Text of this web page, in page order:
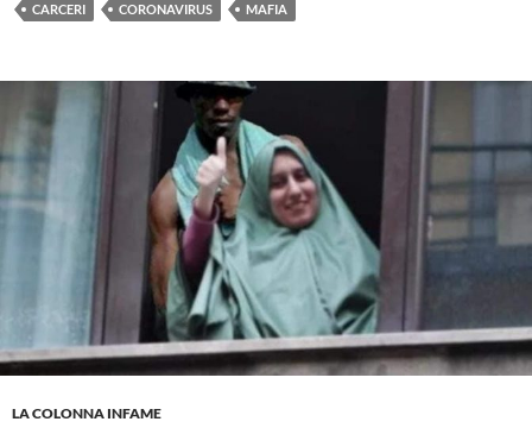
CARCERI CORONAVIRUS MAFIA
LA COLONNA INFAME